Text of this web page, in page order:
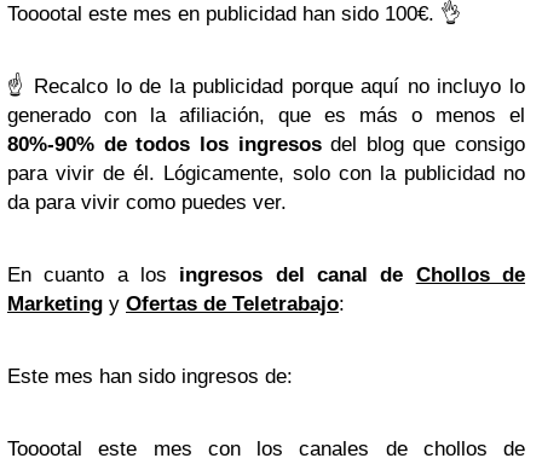
Tooootal este mes en publicidad han sido 100€. 👌
☝️ Recalco lo de la publicidad porque aquí no incluyo lo
generado con la afiliación, que es más o menos el
80%-90% de todos los ingresosdel blog que consigo
para vivir de él. Lógicamente, solo con la publicidad no
da para vivir como puedes ver.
En cuanto a los ingresos del canal de Chollos de
Marketing y Ofertas de Teletrabajo:
Este mes han sido ingresos de:
Tooootal este mes con los canales de chollos de